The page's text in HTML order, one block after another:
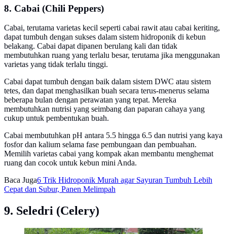
8. Cabai (Chili Peppers)
Cabai, terutama varietas kecil seperti cabai rawit atau cabai keriting,
dapat tumbuh dengan sukses dalam sistem hidroponik di kebun
belakang. Cabai dapat dipanen berulang kali dan tidak
membutuhkan ruang yang terlalu besar, terutama jika menggunakan
varietas yang tidak terlalu tinggi.
Cabai dapat tumbuh dengan baik dalam sistem DWC atau sistem
tetes, dan dapat menghasilkan buah secara terus-menerus selama
beberapa bulan dengan perawatan yang tepat. Mereka
membutuhkan nutrisi yang seimbang dan paparan cahaya yang
cukup untuk pembentukan buah.
Cabai membutuhkan pH antara 5.5 hingga 6.5 dan nutrisi yang kaya
fosfor dan kalium selama fase pembungaan dan pembuahan.
Memilih varietas cabai yang kompak akan membantu menghemat
ruang dan cocok untuk kebun mini Anda.
Baca Juga6 Trik Hidroponik Murah agar Sayuran Tumbuh Lebih
Cepat dan Subur, Panen Melimpah
9. Seledri (Celery)